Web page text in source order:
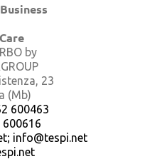
by
23
(Mb)
600463
600616
info@tespi.net